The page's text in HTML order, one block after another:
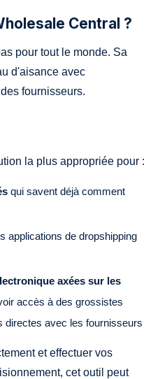
Central ?
pour tout le monde. Sa
d'aisance avec
fournisseurs.
la plus appropriée pour :
qui savent déjà comment
applications de dropshipping
axées sur les
accès à des grossistes
directes avec les fournisseurs
et effectuer vos
cet outil peut